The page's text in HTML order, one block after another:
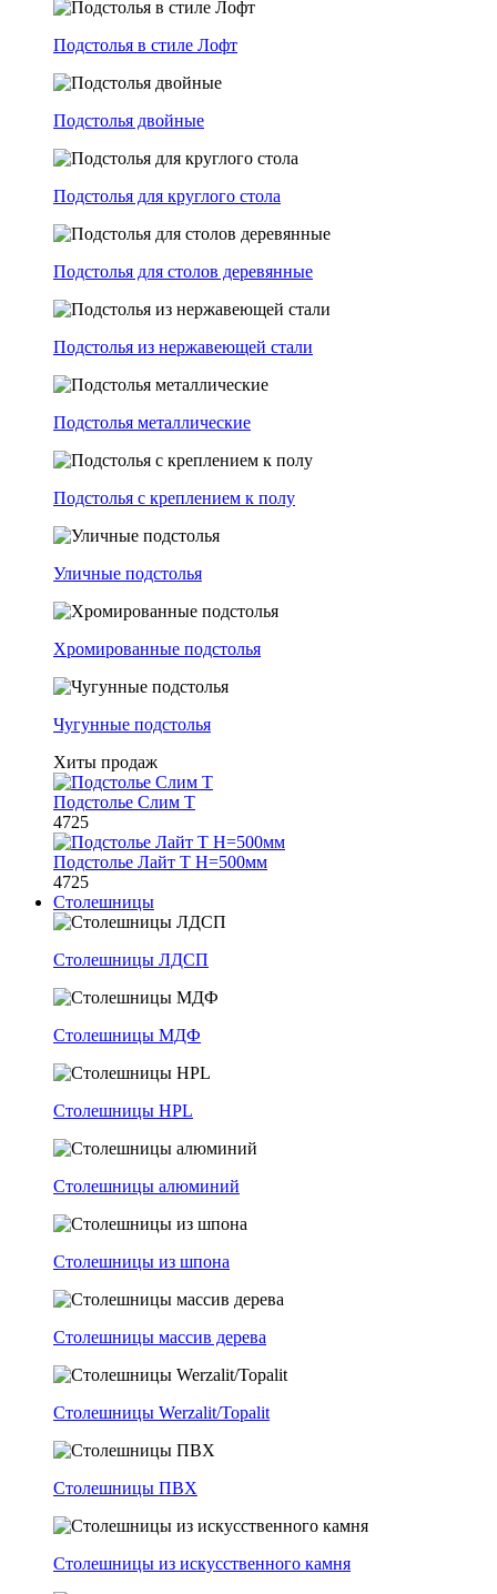
Подстолья в стиле Лофт
Подстолья двойные
Подстолья для круглого стола
Подстолья для столов деревянные
Подстолья из нержавеющей стали
Подстолья металлические
Подстолья с креплением к полу
Уличные подстолья
Хромированные подстолья
Чугунные подстолья
Хиты продаж
Подстолье Слим Т
4725
Подстолье Лайт Т H=500мм
4725
Столешницы
Столешницы ЛДСП
Столешницы МДФ
Столешницы HPL
Столешницы алюминий
Столешницы из шпона
Столешницы массив дерева
Столешницы Werzalit/Topalit
Столешницы ПВХ
Столешницы из искусственного камня